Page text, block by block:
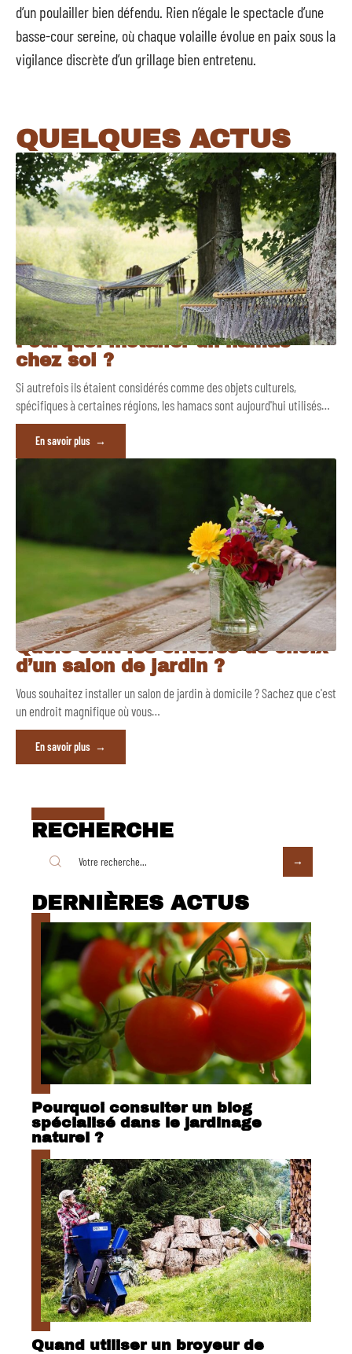
d’un poulailler bien défendu. Rien n’égale le spectacle d’une
basse-cour sereine, où chaque volaille évolue en paix sous la
vigilance discrète d’un grillage bien entretenu.
QUELQUES ACTUS
Pourquoi installer un hamac
chez soi ?
Si autrefois ils étaient considérés comme des objets culturels,
spécifiques à certaines régions, les hamacs sont aujourd'hui utilisés…
En savoir plus
Quels sont les critères de choix
d’un salon de jardin ?
Vous souhaitez installer un salon de jardin à domicile ? Sachez que c'est
un endroit magnifique où vous…
En savoir plus
RECHERCHE
DERNIÈRES ACTUS
Pourquoi consulter un blog
spécialisé dans le jardinage
naturel ?
Quand utiliser un broyeur de